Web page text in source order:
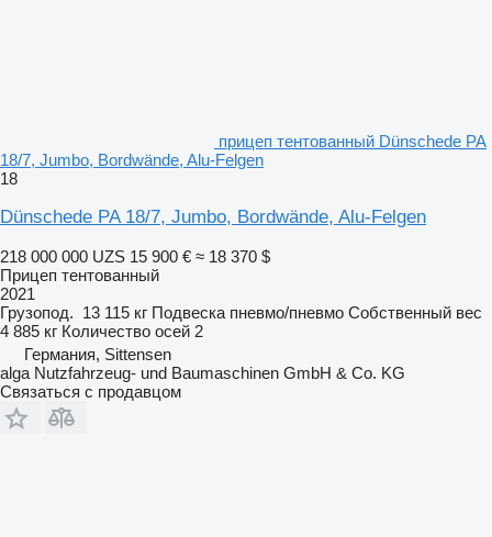
прицеп тентованный Dünschede PA
18/7, Jumbo, Bordwände, Alu-Felgen
18
Dünschede PA 18/7, Jumbo, Bordwände, Alu-Felgen
218 000 000 UZS 15 900 € ≈ 18 370 $
Прицеп тентованный
2021
Грузопод. 13 115 кг Подвеска пневмо/пневмо Собственный вес
4 885 кг Количество осей 2
Германия, Sittensen
alga Nutzfahrzeug- und Baumaschinen GmbH & Co. KG
Связаться с продавцом